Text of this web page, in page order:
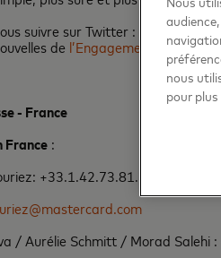
suivre sur Twitter :
de l’Engagement Bureau
- France
France :
+33.1.42.73.81.23
/ Aurélie Schmitt / Morad Salehi
nous
pour